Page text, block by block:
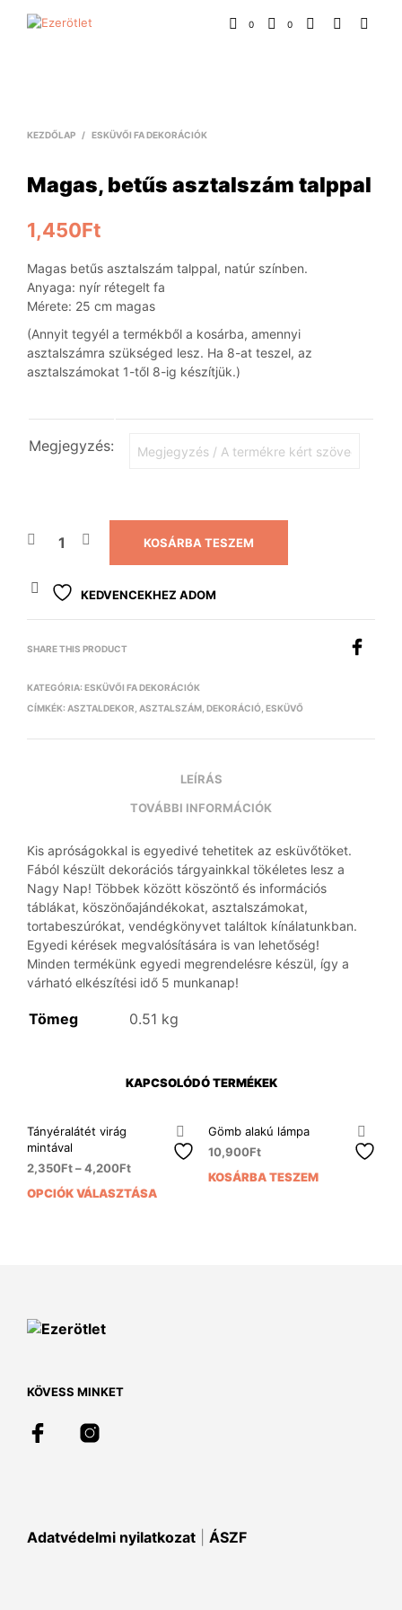
0 0
KEZDŐLAP / ESKÜVŐI FA DEKORÁCIÓK
Magas, betűs asztalszám talppal
1,450Ft
Magas betűs asztalszám talppal, natúr színben.
Anyaga: nyír rétegelt fa
Mérete: 25 cm magas
(Annyit tegyél a termékből a kosárba, amennyi
asztalszámra szükséged lesz. Ha 8-at teszel, az
asztalszámokat 1-től 8-ig készítjük.)
Megjegyzés:
KOSÁRBA TESZEM
KEDVENCEKHEZ ADOM
SHARE THIS PRODUCT
KATEGÓRIA: ESKÜVŐI FA DEKORÁCIÓK
CÍMKÉK: ASZTALDEKOR ASZTALSZÁM DEKORÁCIÓ ESKÜVŐ
LEÍRÁS
TOVÁBBI INFORMÁCIÓK
Kis apróságokkal is egyedivé tehetitek az esküvőtöket.
Fából készült dekorációs tárgyainkkal tökéletes lesz a
Nagy Nap! Többek között köszöntő és információs
táblákat, köszönőajándékokat, asztalszámokat,
tortabeszúrókat, vendégkönyvet találtok kínálatunkban.
Egyedi kérések megvalósítására is van lehetőség!
Minden termékünk egyedi megrendelésre készül, így a
várható elkészítési idő 5 munkanap!
Tömeg 0.51 kg
KAPCSOLÓDÓ TERMÉKEK
Tányéralátét virág
mintával
2,350Ft–4,200Ft
OPCIÓK VÁLASZTÁSA
Gömb alakú lámpa
10,900Ft
KOSÁRBA TESZEM
KÖVESS MINKET
Adatvédelmi nyilatkozat ÁSZF